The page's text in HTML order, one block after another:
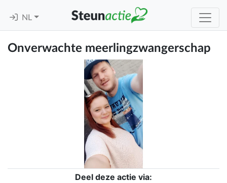
NL
Onverwachte meerlingzwangerschap
Deel deze actie via: